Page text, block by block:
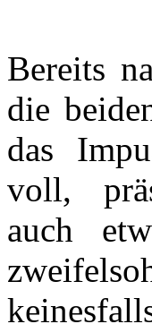
Bereits
die
das
voll,
auch